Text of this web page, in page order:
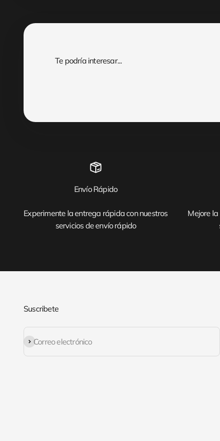
Envío Rápido
Experimente la entrega rápida con nuestros
servicios de envío rápido
Mejore
Suscribete
Correo electrónico
Suscribirse